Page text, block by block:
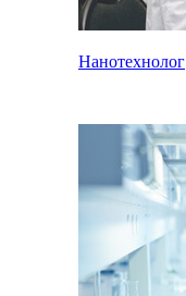
Нанотехнолог